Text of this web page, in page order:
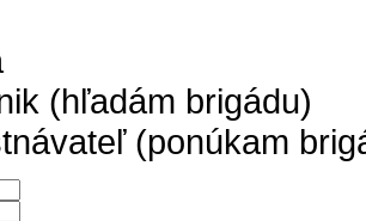
(hľadám brigádu)
(ponúkam